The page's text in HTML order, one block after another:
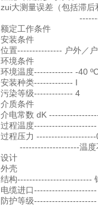
zui大测量误差（包括滞
-------其他范围10
额定工作条件
安装条件
位置--------------- 户外／
环境条件
环境温度------------- -40
安装种类------------- I
污染等级------------- 4
介质条件
介电常数 dK
过程温度---------------------
过程压力 --------------------
--------------------温度不
设计
外壳
结构-------------------------
电缆进口
防护等级